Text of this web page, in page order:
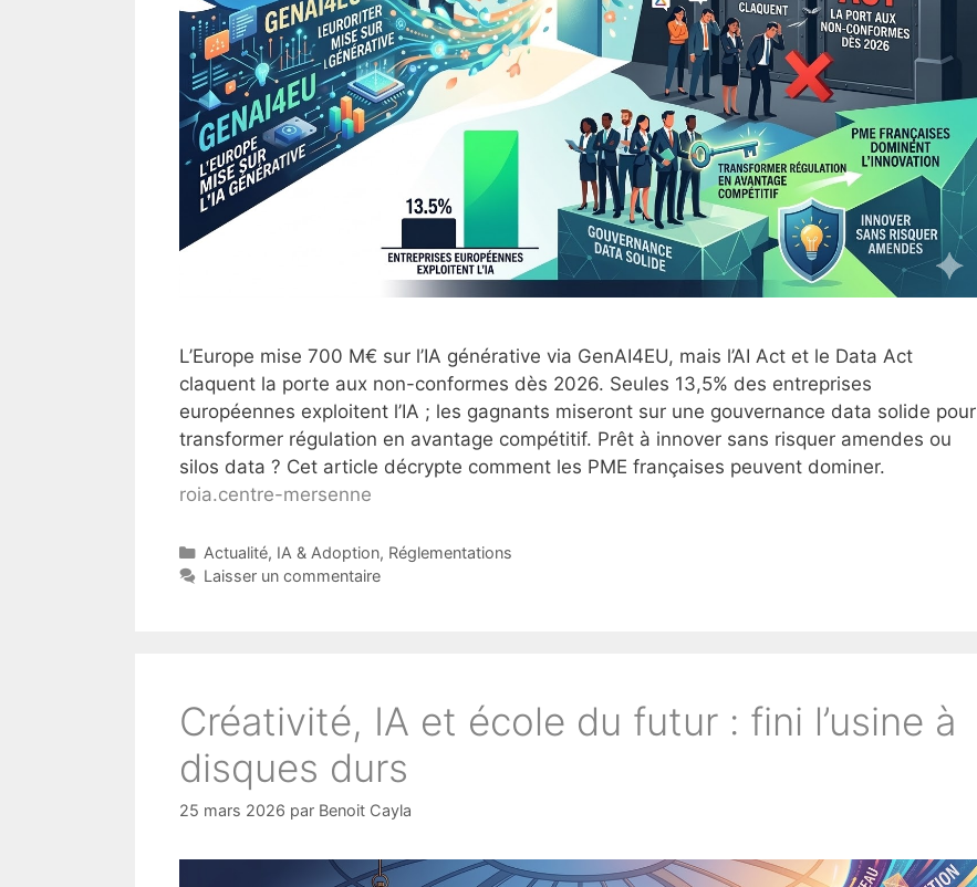
L’Europe mise 700 M€ sur l’IA générative via GenAI4EU, mais l’AI Act et le Data Act
claquent la porte aux non-conformes dès 2026. Seules 13,5% des entreprises
européennes exploitent l’IA ; les gagnants miseront sur une gouvernance data solide pour
transformer régulation en avantage compétitif. Prêt à innover sans risquer amendes ou
silos data ? Cet article décrypte comment les PME françaises peuvent dominer.
roia.centre-mersenne
Catégories
Actualité, IA & Adoption, Réglementations
Laisser un commentaire
Créativité, IA et école du futur : fini l’usine à
disques durs
25 mars 2026 par Benoit Cayla